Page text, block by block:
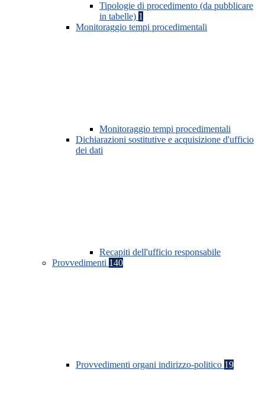
Tipologie di procedimento (da pubblicare
in tabelle) 1
Monitoraggio tempi procedimentali
Monitoraggio tempi procedimentali
Dichiarazioni sostitutive e acquisizione d'ufficio
dei dati
Recapiti dell'ufficio responsabile
Provvedimenti 140
Provvedimenti organi indirizzo-politico 19